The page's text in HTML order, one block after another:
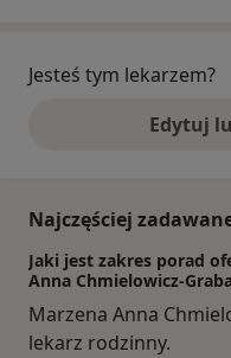
Jesteś tym lekarzem?
Edytuj
Najczęściej
Jaki jest zakres porad
Anna Chmielowicz-
Marzena Anna
lekarz rodzinny.